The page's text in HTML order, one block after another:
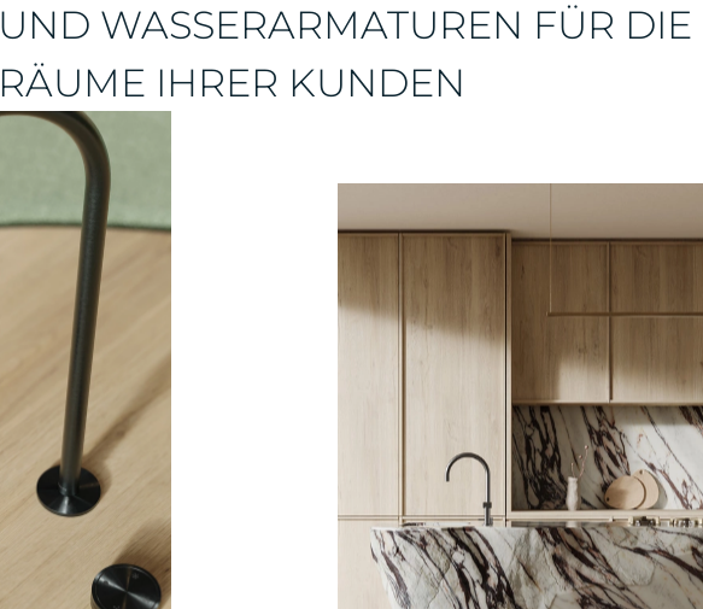
UND WASSERARMATUREN FÜR DIE
RÄUME IHRER KUNDEN